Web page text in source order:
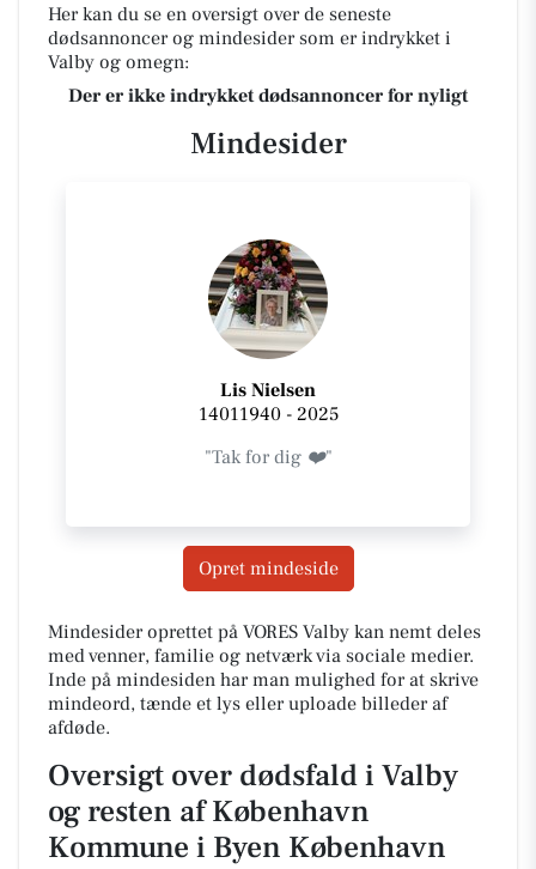
Her kan du se en oversigt over de seneste
dødsannoncer og mindesider som er indrykket i
Valby og omegn:
Der er ikke indrykket dødsannoncer for nyligt
Mindesider
Lis Nielsen
14011940 - 2025
"Tak for dig ❤️"
Opret mindeside
Mindesider oprettet på VORES Valby kan nemt deles
med venner, familie og netværk via sociale medier.
Inde på mindesiden har man mulighed for at skrive
mindeord, tænde et lys eller uploade billeder af
afdøde.
Oversigt over dødsfald i Valby
og resten af København
Kommune i Byen København